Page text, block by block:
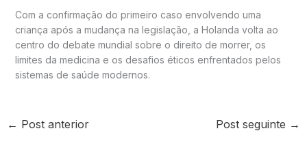
Com a confirmação do primeiro caso envolvendo uma
criança após a mudança na legislação, a Holanda volta ao
centro do debate mundial sobre o direito de morrer, os
limites da medicina e os desafios éticos enfrentados pelos
sistemas de saúde modernos.
← Post anterior Post seguinte →